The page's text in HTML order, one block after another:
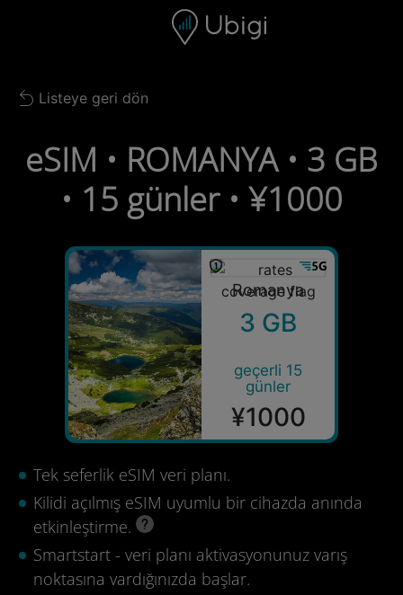
Gezinme çubuğu Alt bilgi
Back to list
Listeye geri dön
eSIM • ROMANYA • 3 GB
• 15 günler • ¥1000
Romanya
3 GB
geçerli 15
günler
¥1000
Tek seferlik eSIM veri planı.
Kilidi açılmış eSIM uyumlu bir cihazda anında
etkinleştirme.
Smartstart - veri planı aktivasyonunuz varış
noktasına vardığınızda başlar.